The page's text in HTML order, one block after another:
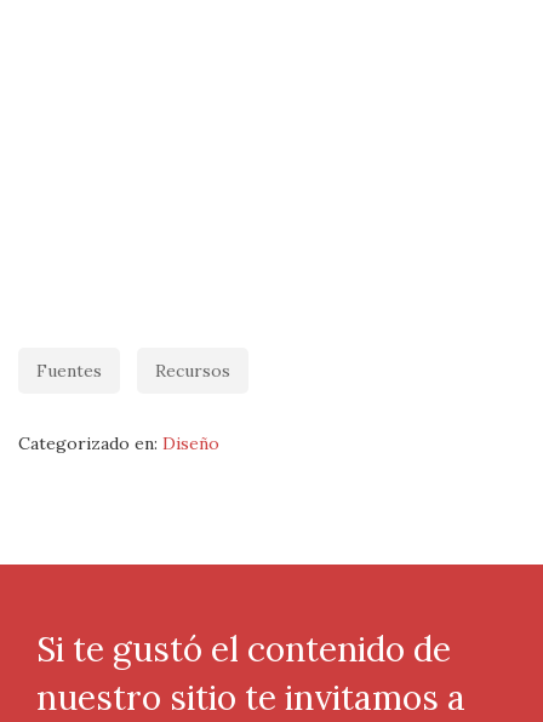
Fuentes Recursos
Categorizado en: Diseño
Si te gustó el contenido de
nuestro sitio te invitamos a